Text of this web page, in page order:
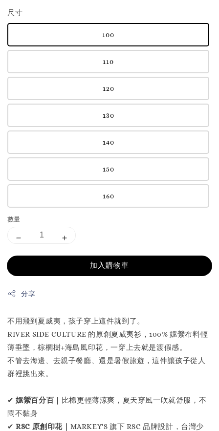
尺寸
100
110
120
130
140
150
160
數量
加入購物車
分享
不用飛到夏威夷，孩子穿上這件就到了。
RIVER SIDE CULTURE 的原創夏威夷衫，100% 嫘縈布料輕
薄垂墜，棕櫚樹+海島風印花，一穿上去就是渡假感。
不管去海邊、去親子餐廳、還是暑假旅遊，這件讓孩子從人
群裡跳出來。
✔嫘縈百分百｜
比棉更輕薄涼爽，夏天穿風一吹就舒服，不
悶不黏身
✔RSC 原創印花｜ MARKEY'S 旗下 RSC 品牌設計，台灣少